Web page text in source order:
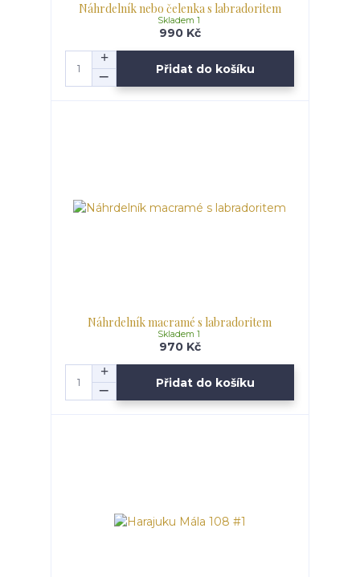
Náhrdelník nebo čelenka s labradoritem
990 Kč
Skladem 1
Přidat do košíku
Náhrdelník macramé s labradoritem
970 Kč
Skladem 1
Přidat do košíku